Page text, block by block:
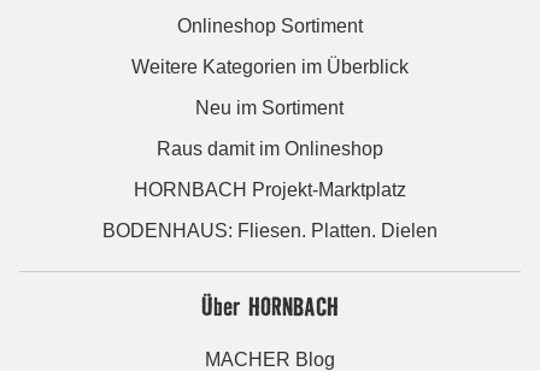
Onlineshop Sortiment
Weitere Kategorien im Überblick
Neu im Sortiment
Raus damit im Onlineshop
HORNBACH Projekt-Marktplatz
BODENHAUS: Fliesen. Platten. Dielen
Über HORNBACH
MACHER Blog